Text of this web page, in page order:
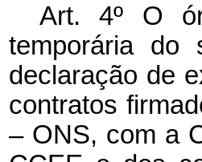
Art. 4º O
temporária do
declaração de
contratos
– ONS, com a